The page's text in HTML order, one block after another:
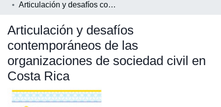
Statistics
Articulación y desafíos contemporáneos de las organizaciones de sociedad civil en Costa Rica
Articulación y desafíos
contemporáneos de las
organizaciones de sociedad civil en
Costa Rica